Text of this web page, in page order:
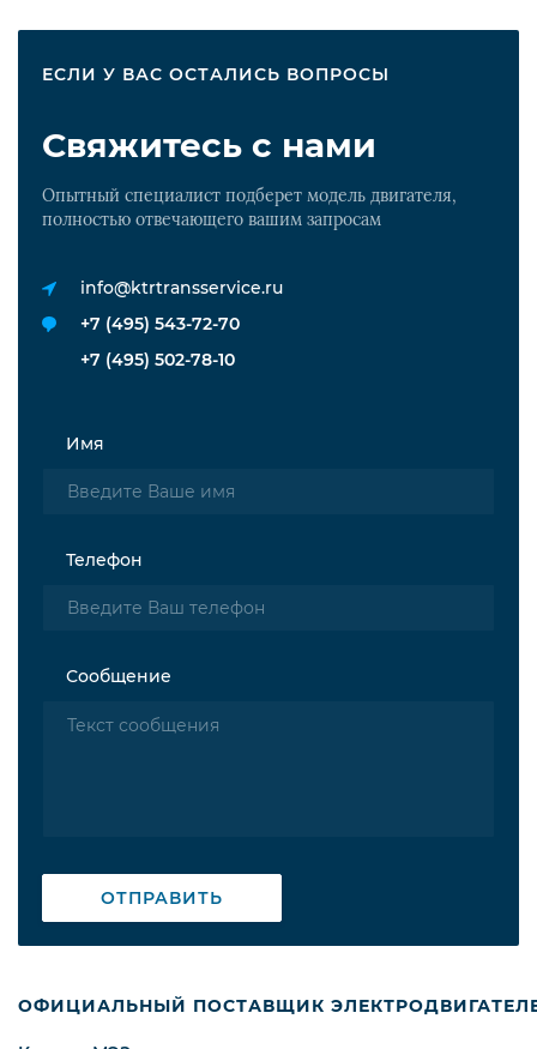
ЕСЛИ У ВАС ОСТАЛИСЬ ВОПРОСЫ
Свяжитесь с нами
Опытный специалист подберет модель двигателя,
полностью отвечающего вашим запросам
info@ktrtransservice.ru
+7 (495) 543-72-70
+7 (495) 502-78-10
Имя
Телефон
Сообщение
ОТПРАВИТЬ
ОФИЦИАЛЬНЫЙ ПОСТАВЩИК